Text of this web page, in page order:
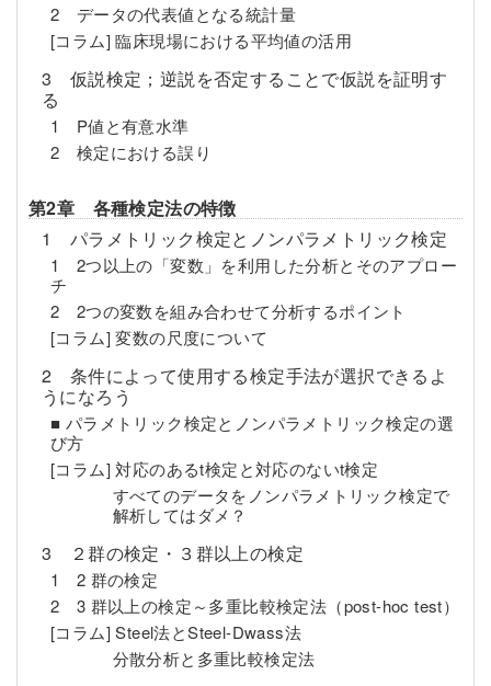
2 データの代表値となる統計量
[コラム] 臨床現場における平均値の活用
3 仮説検定；逆説を否定することで仮説を証明す
る
1 P値と有意水準
2 検定における誤り
第2章 各種検定法の特徴
1 パラメトリック検定とノンパラメトリック検定
1 2つ以上の「変数」を利用した分析とそのアプロー
チ
2 2つの変数を組み合わせて分析するポイント
[コラム] 変数の尺度について
2 条件によって使用する検定手法が選択できるよ
うになろう
■ パラメトリック検定とノンパラメトリック検定の選
び方
[コラム] 対応のあるt検定と対応のないt検定
すべてのデータをノンパラメトリック検定で
解析してはダメ？
3 ２群の検定・３群以上の検定
1 2 群の検定
2 3 群以上の検定～多重比較検定法（post-hoc test）
[コラム] Steel法とSteel-Dwass法
分散分析と多重比較検定法